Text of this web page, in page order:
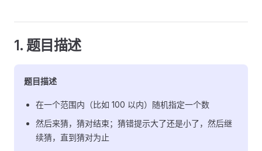
1. 题目描述
题目描述
在一个范围内（比如 100 以内）随机指定一个数
然后来猜，猜对结束；猜错提示大了还是小了，然后继
续猜，直到猜对为止